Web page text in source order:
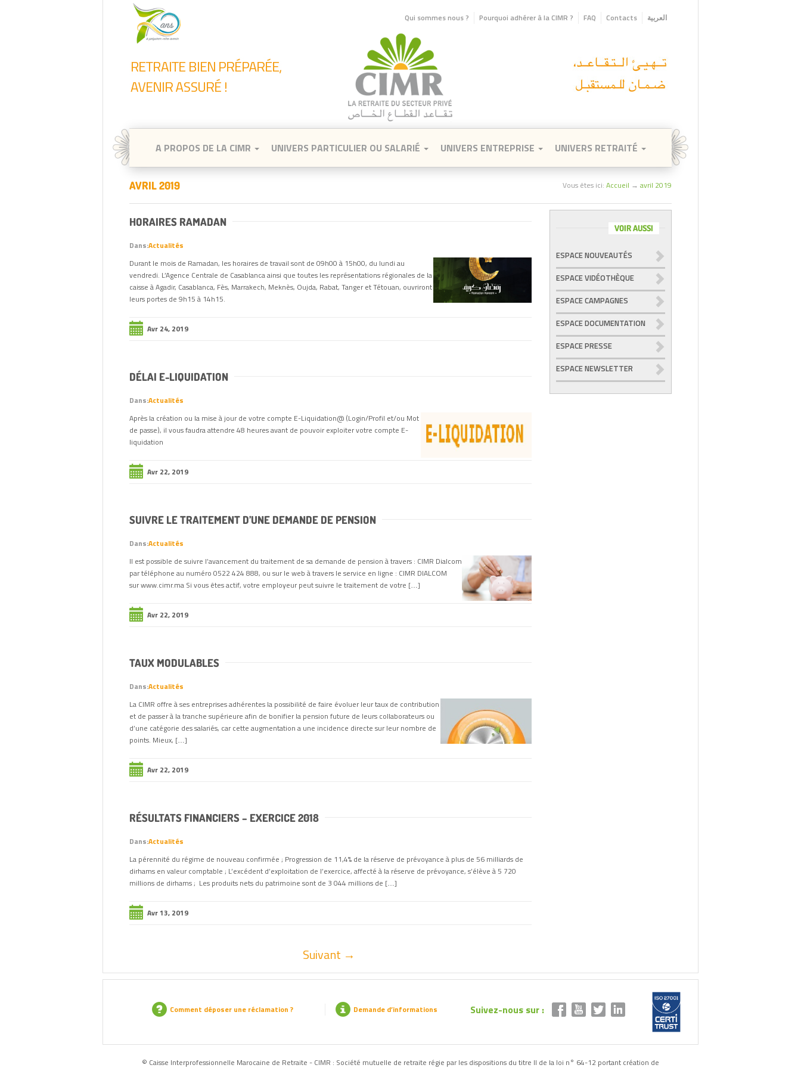
Qui sommes nous ? Pourquoi adhérer à la CIMR ? FAQ Contacts العربية
A PROPOS DE LA CIMR UNIVERS PARTICULIER OU SALARIÉ UNIVERS ENTREPRISE UNIVERS RETRAITÉ
AVRIL 2019 Vous êtes ici: Accueil → avril 2019
HORAIRES RAMADAN
Dans:Actualités
Durant le mois de Ramadan, les horaires de travail sont de 09h00 à 15h00, du lundi au
vendredi. L’Agence Centrale de Casablanca ainsi que toutes les représentations régionales de la
caisse à Agadir, Casablanca, Fès, Marrakech, Meknès, Oujda, Rabat, Tanger et Tétouan, ouvriront
leurs portes de 9h15 à 14h15.
Avr 24, 2019
DÉLAI E-LIQUIDATION
Dans:Actualités
Après la création ou la mise à jour de votre compte E-Liquidation@ (Login/Profil et/ou Mot
de passe), il vous faudra attendre 48 heures avant de pouvoir exploiter votre compte E-
liquidation
Avr 22, 2019
SUIVRE LE TRAITEMENT D’UNE DEMANDE DE PENSION
Dans:Actualités
Il est possible de suivre l’avancement du traitement de sa demande de pension à travers : CIMR Dialcom
par téléphone au numéro 0522 424 888, ou sur le web à travers le service en ligne : CIMR DIALCOM
sur www.cimr.ma Si vous êtes actif, votre employeur peut suivre le traitement de votre […]
Avr 22, 2019
TAUX MODULABLES
Dans:Actualités
La CIMR offre à ses entreprises adhérentes la possibilité de faire évoluer leur taux de contribution
et de passer à la tranche supérieure afin de bonifier la pension future de leurs collaborateurs ou
d’une catégorie des salariés, car cette augmentation a une incidence directe sur leur nombre de
points. Mieux, […]
Avr 22, 2019
RÉSULTATS FINANCIERS – EXERCICE 2018
Dans:Actualités
La pérennité du régime de nouveau confirmée ; Progression de 11,4% de la réserve de prévoyance à plus de 56 milliards de
dirhams en valeur comptable ; L’excédent d’exploitation de l’exercice, affecté à la réserve de prévoyance, s’élève à 5 720
millions de dirhams ; Les produits nets du patrimoine sont de 3 044 millions de […]
Avr 13, 2019
Suivant →
VOIR AUSSI
ESPACE NOUVEAUTÉS
ESPACE VIDÉOTHÈQUE
ESPACE CAMPAGNES
ESPACE DOCUMENTATION
ESPACE PRESSE
ESPACE NEWSLETTER
Comment déposer une réclamation ? Demande d’informations Suivez-nous sur :
© Caisse Interprofessionnelle Marocaine de Retraite - CIMR : Société mutuelle de retraite régie par les dispositions du titre II de la loi n° 64-12 portant création de